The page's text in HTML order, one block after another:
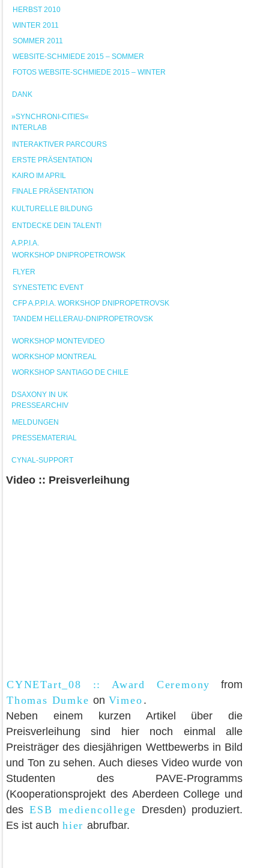
HERBST 2010
WINTER 2011
SOMMER 2011
WEBSITE-SCHMIEDE 2015 – SOMMER
FOTOS WEBSITE-SCHMIEDE 2015 – WINTER
DANK
»SYNCHRONI-CITIES«
INTERLAB
INTERAKTIVER PARCOURS
ERSTE PRÄSENTATION
KAIRO IM APRIL
FINALE PRÄSENTATION
KULTURELLE BILDUNG
ENTDECKE DEIN TALENT!
A.P.P.I.A.
WORKSHOP DNIPROPETROWSK
FLYER
SYNESTETIC EVENT
CFP A.P.P.I.A. WORKSHOP DNIPROPETROVSK
TANDEM HELLERAU-DNIPROPETROVSK
WORKSHOP MONTEVIDEO
WORKSHOP MONTREAL
WORKSHOP SANTIAGO DE CHILE
DSAXONY IN UK
PRESSEARCHIV
MELDUNGEN
PRESSEMATERIAL
CYNAL-SUPPORT
Video :: Preisverleihung
CYNETart_08 :: Award Ceremony
from
Thomas Dumke on Vimeo .
Neben einem kurzen Artikel über die
Preisverleihung sind hier noch einmal alle
Preisträger des diesjährigen Wettbewerbs in Bild
und Ton zu sehen. Auch dieses Video wurde von
Studenten des PAVE-Programms
(Kooperationsprojekt des Aberdeen College und
des ESB mediencollege Dresden) produziert.
Es ist auch hier abrufbar.